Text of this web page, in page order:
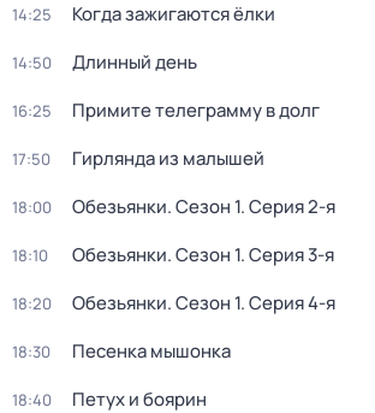
14:25 Когда зажигаются ёлки
14:50 Длинный день
16:25 Примите телеграмму в долг
17:50 Гирлянда из малышей
18:00 Обезьянки. Сезон 1. Серия 2-я
18:10 Обезьянки. Сезон 1. Серия 3-я
18:20 Обезьянки. Сезон 1. Серия 4-я
18:30 Песенка мышонка
18:40 Петух и боярин